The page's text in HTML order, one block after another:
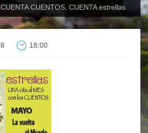
CUENTA CUENTOS, CUENTA estrellas
18:00